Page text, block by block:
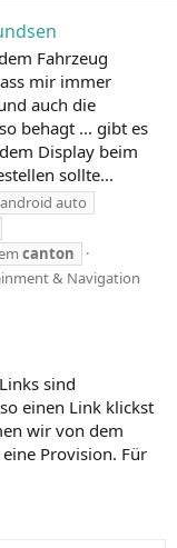
Fahrzeug
mir immer
auch die
behagt ... gibt es
Display beim
sollte...
android auto
canton
& Navigation
sind
einen Link klickst
wir von dem
Provision. Für